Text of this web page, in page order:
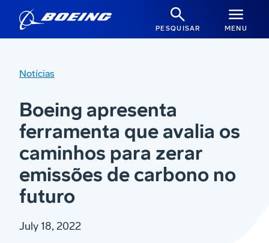
PESQUISAR MENU
Notícias
Boeing apresenta
ferramenta que avalia os
caminhos para zerar
emissões de carbono no
futuro
July 18, 2022